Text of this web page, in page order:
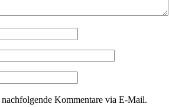
Kommentare via E-Mail.